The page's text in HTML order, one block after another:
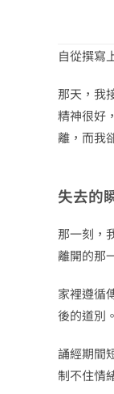
自從撰寫
那天，我
精神很好
離，而我
失去的
那一刻，
離開的那
家裡遵循
後的道別。
誦經期間
制不住情